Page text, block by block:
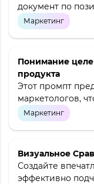
документ по
Маркетинг
Понимание
продукта
Этот промпт
маркетологов,
Маркетинг
Визуальное
Создайте
эффективно